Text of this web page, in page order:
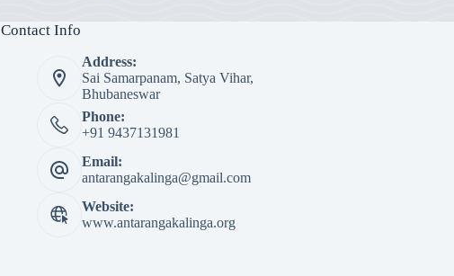
Contact Info
Address:
Sai Samarpanam, Satya Vihar,
Bhubaneswar
Phone:
+91 9437131981
Email:
antarangakalinga@gmail.com
Website:
www.antarangakalinga.org